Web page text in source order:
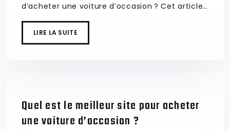
d’acheter une voiture d’occasion ? Cet article…
LIRE LA SUITE
Quel est le meilleur site pour acheter
une voiture d’occasion ?